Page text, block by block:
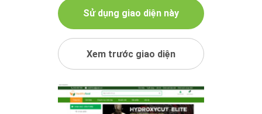
Sử dụng giao diện này
Xem trước giao diện